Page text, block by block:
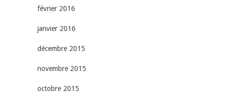
février 2016
janvier 2016
décembre 2015
novembre 2015
octobre 2015